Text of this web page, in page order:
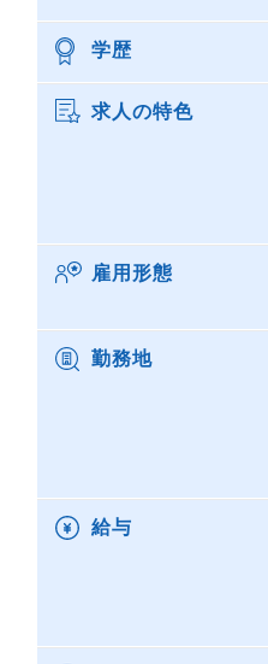
学歴
求人の特色
雇用形態
勤務地
給与